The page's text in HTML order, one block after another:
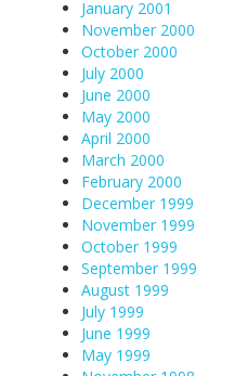
January 2001
November 2000
October 2000
July 2000
June 2000
May 2000
April 2000
March 2000
February 2000
December 1999
November 1999
October 1999
September 1999
August 1999
July 1999
June 1999
May 1999